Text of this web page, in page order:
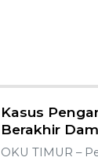
Kasus
Berakhir
OKU TIMUR –